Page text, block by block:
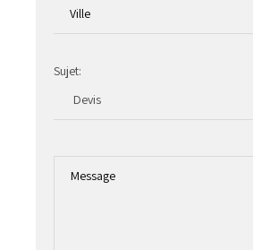
Sujet: